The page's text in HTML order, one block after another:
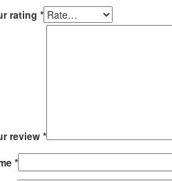
rating *
review *
*